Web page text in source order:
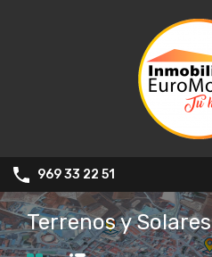
969 33 22 51
Terrenos y Solares